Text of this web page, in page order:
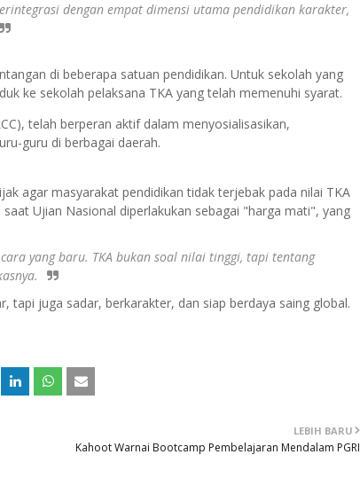
dengan empat dimensi utama pendidikan karakter,
di beberapa satuan pendidikan. Untuk sekolah yang
ke sekolah pelaksana TKA yang telah memenuhi syarat.
telah berperan aktif dalam menyosialisasikan,
guru di berbagai daerah.
agar masyarakat pendidikan tidak terjebak pada nilai TKA
Ujian Nasional diperlakukan sebagai "harga mati", yang
yang baru. TKA bukan soal nilai tinggi, tapi tentang
tapi juga sadar, berkarakter, dan siap berdaya saing global.
LEBIH BARU
Kahoot Warnai Bootcamp Pembelajaran Mendalam PGRI